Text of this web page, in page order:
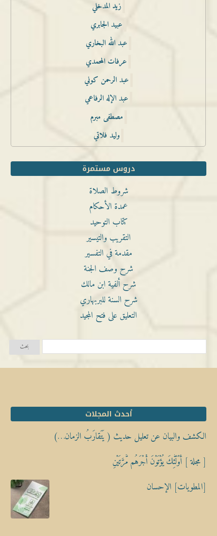
زيد المدخلي
عبيد الجابري
عبد الله البخاري
عرفات المحمدي
عبد الرحمن كوني
عبد الإله الرفاعي
مصطفى مبرم
وليد فلاتي
دروس مستمرة
شروط الصلاة
عمدة الأحكام
كتاب التوحيد
التقريب والتيسير
مقدمة في التفسير
شرح وصف الجنة
شرح ألفية ابن مالك
شرح السنة للبربهاري
التعليق على فتح المجيد
أحدث المجلات
الكشف والبيان عن تعليل حديث ( يَتَقارَبُ الزمان…)
[ مجلة ] أُوْلَٰٓئِكَ يُؤْتَوْنَ أَجْرَهُم مَّرَّتَيْنِ
[المطويات] الإحسان